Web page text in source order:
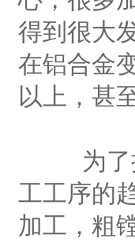
得到很大
在铝合金
以上，甚
为了提
工工序的
加工，粗